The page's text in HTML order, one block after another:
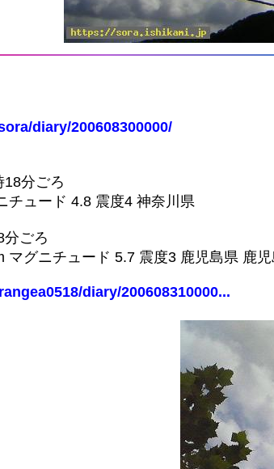
diary/200608300000/
分ごろ
チュード 4.8 震度4 神奈川県
ごろ
マグニチュード 5.7 震度3 鹿児島県 鹿
diary/200608310000...